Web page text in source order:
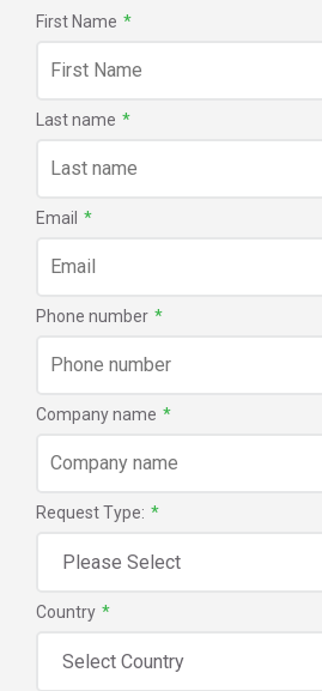
First Name *
Last name *
Email *
Phone number *
Company name *
Request Type: *
Country *